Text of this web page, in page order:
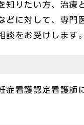
知りたい方、治療
どに対して、専門
談をお受けします。
症看護認定看護師